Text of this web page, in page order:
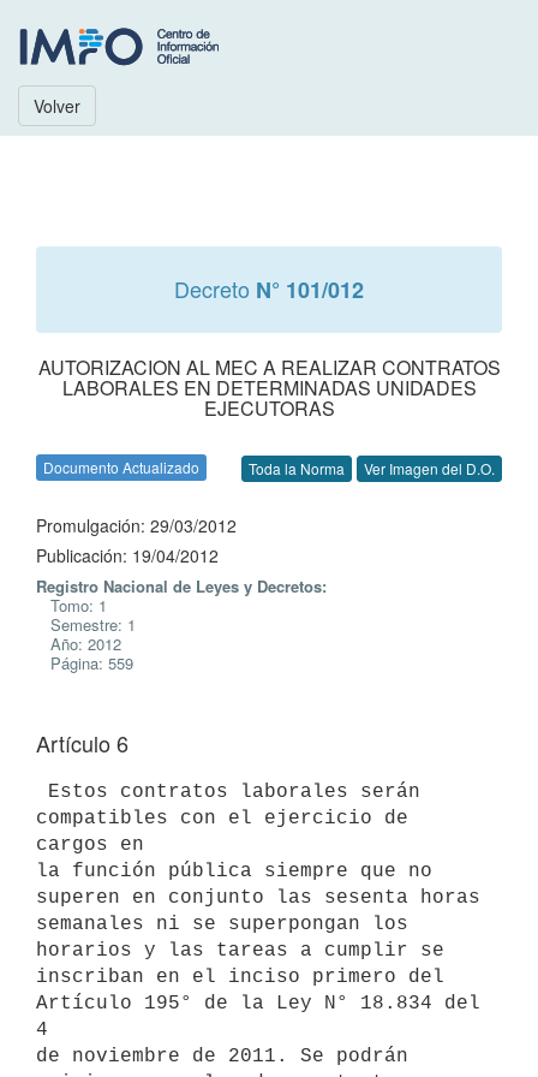
Volver
Decreto N° 101/012
AUTORIZACION AL MEC A REALIZAR CONTRATOS
LABORALES EN DETERMINADAS UNIDADES
EJECUTORAS
Documento Actualizado Toda la Norma Ver Imagen del D.O.
Promulgación: 29/03/2012
Publicación: 19/04/2012
Registro Nacional de Leyes y Decretos:
Tomo: 1
Semestre: 1
Año: 2012
Página: 559
Artículo 6
compatibles con el ejercicio de
cargos en
la función pública siempre que no
superen en conjunto las sesenta horas
semanales ni se superpongan los
horarios y las tareas a cumplir se
inscriban en el inciso primero del
Artículo 195° de la Ley N° 18.834 del
4
de noviembre de 2011. Se podrán